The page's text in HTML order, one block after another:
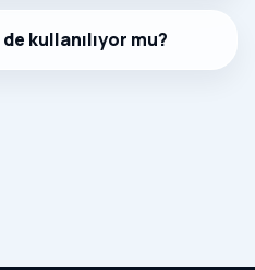
kullanılıyor mu?